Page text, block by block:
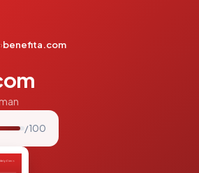
›benefita.com
/ 100